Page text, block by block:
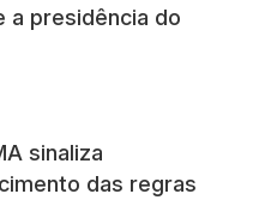
a presidência do
sinaliza
das regras